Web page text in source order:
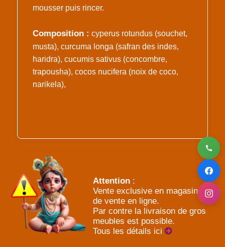
mousser puis rincer.
Composition : cyperus rotundus (souchet,
musta), curcuma longa (safran des indes,
haridra), cucumis sativus (concombre,
trapousha), cocos nucifera (noix de coco,
narikela),
Attention :
Vente exclusive en magasin - Pas
de vente en ligne.
Par contre la livraison de gros
meubles est possible.
Tous les détails ici